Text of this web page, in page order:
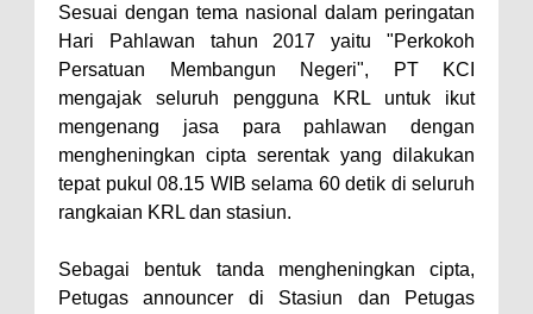
Sesuai dengan tema nasional dalam peringatan
Hari Pahlawan tahun 2017 yaitu "Perkokoh
Persatuan Membangun Negeri", PT KCI
mengajak seluruh pengguna KRL untuk ikut
mengenang jasa para pahlawan dengan
mengheningkan cipta serentak yang dilakukan
tepat pukul 08.15 WIB selama 60 detik di seluruh
rangkaian KRL dan stasiun.
Sebagai bentuk tanda mengheningkan cipta,
Petugas announcer di Stasiun dan Petugas